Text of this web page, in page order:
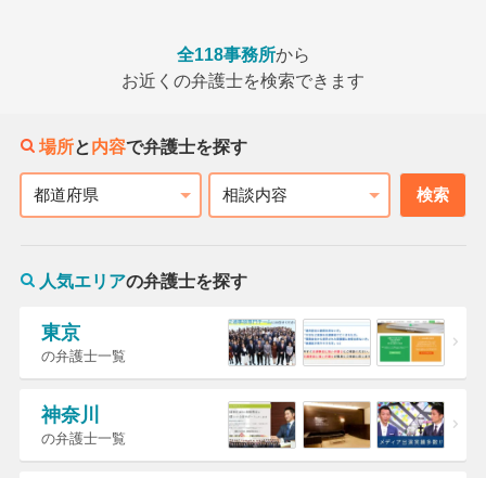
全118事務所から
お近くの弁護士を検索できます
場所と内容で弁護士を探す
都道府県 相談内容 検索
人気エリアの弁護士を探す
東京
の弁護士一覧
神奈川
の弁護士一覧